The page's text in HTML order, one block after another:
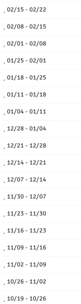
02/15 - 02/22
02/08 - 02/15
02/01 - 02/08
01/25 - 02/01
01/18 - 01/25
01/11 - 01/18
01/04 - 01/11
12/28 - 01/04
12/21 - 12/28
12/14 - 12/21
12/07 - 12/14
11/30 - 12/07
11/23 - 11/30
11/16 - 11/23
11/09 - 11/16
11/02 - 11/09
10/26 - 11/02
10/19 - 10/26